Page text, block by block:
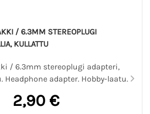
/ 6.3MM STEREOPLUGI
KULLATTU
/ 6.3mm stereoplugi adapteri,
adapter. Hobby-laatu.
2,90 €